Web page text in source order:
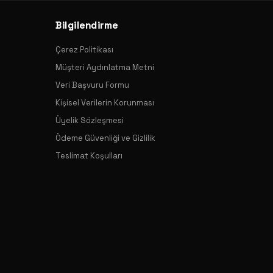
duyarlı, hipoalerjenik ve yumuşak kumaşlarla
sağlar.
ayak konforunu da ön planda tutar. Nefes alan ve
Bilgilendirme
Çerez Politikası
Müşteri Aydınlatma Metni
Veri Başvuru Formu
Kişisel Verilerin Korunması
Üyelik Sözleşmesi
Ödeme Güvenliği ve Gizlilik
Teslimat Koşulları